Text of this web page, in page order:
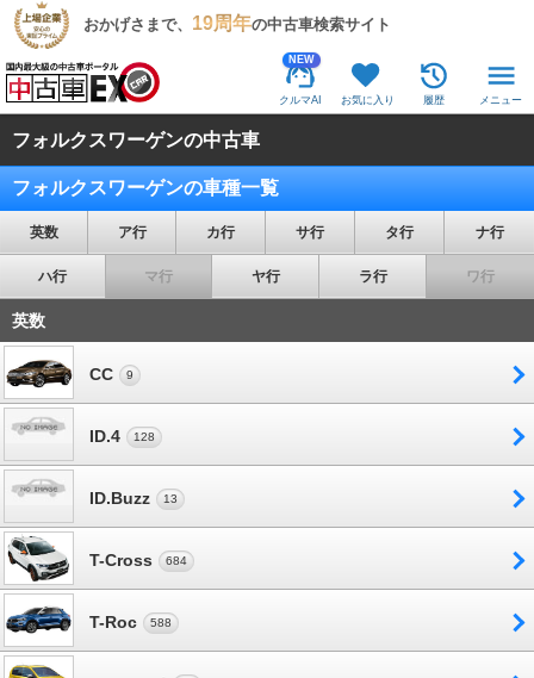
おかげさまで、 19周年の中古車検索サイト
NEW
クルマAI お気に入り 履歴 メニュー
フォルクスワーゲンの中古車
フォルクスワーゲンの車種一覧
英数 ア行 カ行 サ行 タ行 ナ行
ハ行 マ行 ヤ行 ラ行 ワ行
英数
CC 9
ID.4 128
ID.Buzz 13
T-Cross 684
T-Roc 588